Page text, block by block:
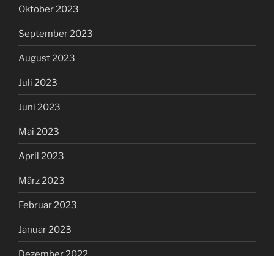
Oktober 2023
September 2023
August 2023
Juli 2023
Juni 2023
Mai 2023
April 2023
März 2023
Februar 2023
Januar 2023